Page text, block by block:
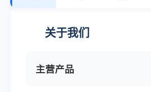
关于我们
主营产品